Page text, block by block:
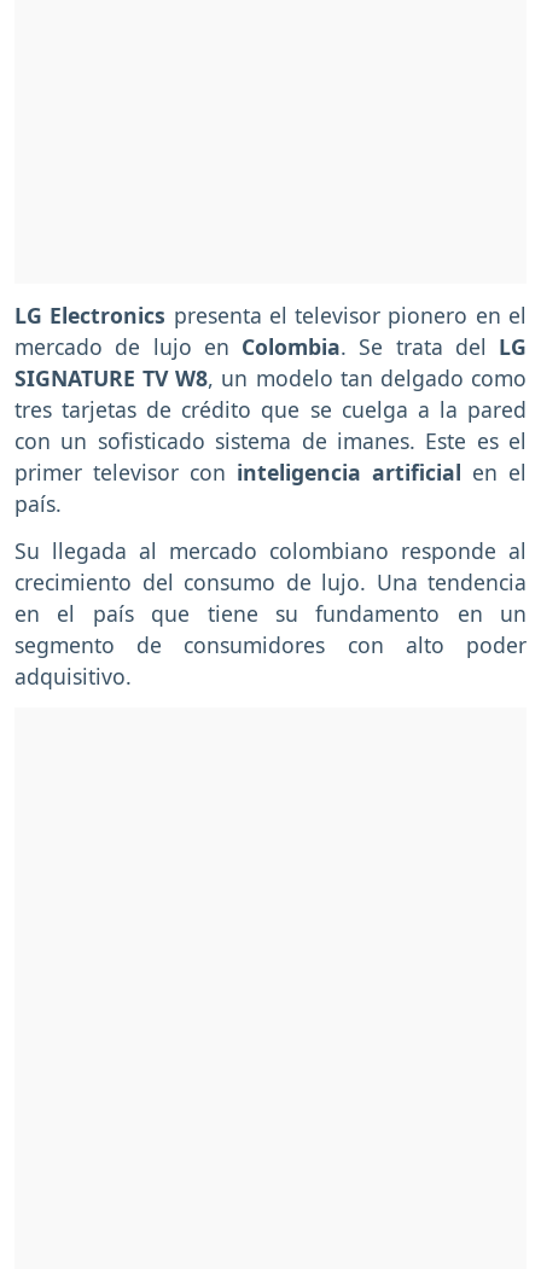
LG Electronics presenta el televisor pionero en el
mercado de lujo en Colombia. Se trata del LG
SIGNATURE TV W8, un modelo tan delgado como
tres tarjetas de crédito que se cuelga a la pared
con un sofisticado sistema de imanes. Este es el
primer televisor con inteligencia artificial en el
país.
Su llegada al mercado colombiano responde al
crecimiento del consumo de lujo. Una tendencia
en el país que tiene su fundamento en un
segmento de consumidores con alto poder
adquisitivo.